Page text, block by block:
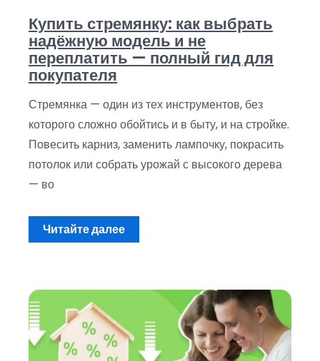
Купить стремянку: как выбрать
надёжную модель и не
переплатить — полный гид для
покупателя
Стремянка — один из тех инструментов, без
которого сложно обойтись и в быту, и на стройке.
Повесить карниз, заменить лампочку, покрасить
потолок или собрать урожай с высокого дерева
— во
Читайте далее